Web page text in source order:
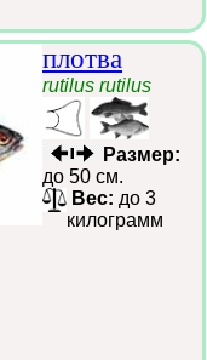
плотва
rutilus rutilus
Размер:
до 50 см.
Вес: до 3
килограмм